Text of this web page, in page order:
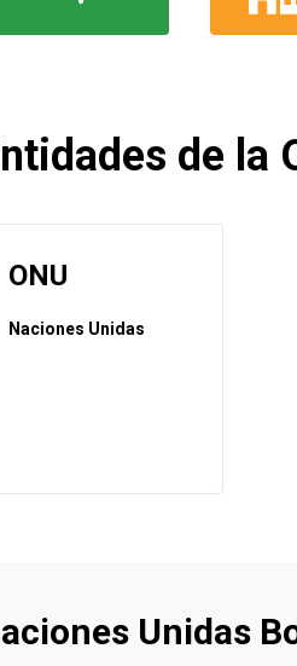
de la
ONU
Naciones Unidas
Unidas